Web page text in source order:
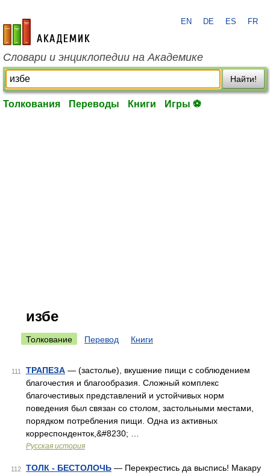
academic.ru
EN DE ES FR
Словари и энциклопедии на Академике
Найти!
Толкования Переводы Книги Игры ⚽
избе
Толкование Перевод Книги
111 ТРАПЕЗА — (застолье), вкушение пищи с соблюдением
благочестия и благообразия. Сложный комплекс
благочестивых представлений и устойчивых норм
поведения был связан со столом, застольными местами,
порядком потребления пищи. Одна из активных
корреспонденток,&#8230; …
Русская история
112 ТОЛК - БЕСТОЛОЧЬ — Перекрестись да выспись! Макару